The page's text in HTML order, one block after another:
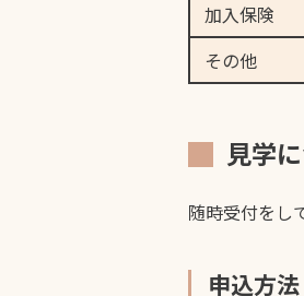
加入保険
その他
見学
随時受付をし
申込方法